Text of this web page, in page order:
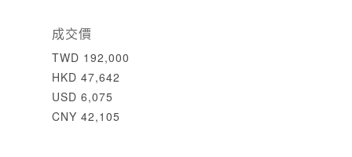
成交價
TWD 192,000
HKD 47,642
USD 6,075
CNY 42,105